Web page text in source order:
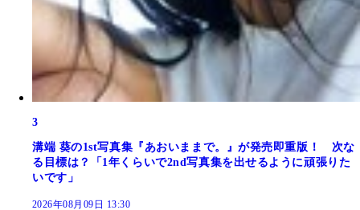
3
溝端 葵の1st写真集『あおいままで。』が発売即重版！ 次な
る目標は？「1年くらいで2nd写真集を出せるように頑張りた
いです」
2026年08月09日 13:30